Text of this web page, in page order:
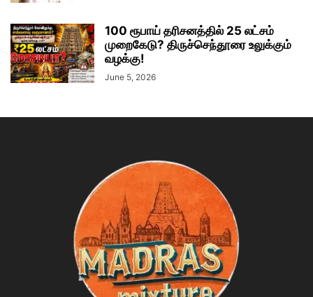
100 ரூபாய் தரிசனத்தில் 25 லட்சம்
முறைகேடு? திருச்செந்தூரை உலுக்கும்
வழக்கு!
June 5, 2026